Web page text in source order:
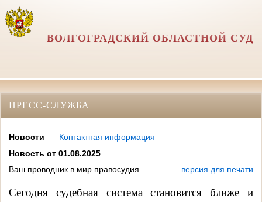
ВОЛГОГРАДСКИЙ ОБЛАСТНОЙ СУД
ПРЕСС-СЛУЖБА
Новости
Контактная информация
Новость от 01.08.2025
Ваш проводник в мир правосудия
версия для печати
Сегодня судебная система становится ближе и